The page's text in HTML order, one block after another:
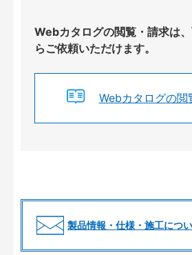
Webカタログの閲覧・請求は
らご依頼いただけます。
Webカタログの閲
製品情報・仕様・施工につ